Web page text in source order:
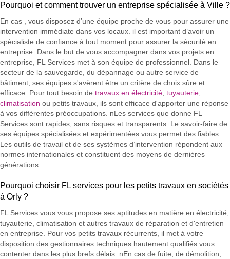
Pourquoi et comment trouver un entreprise spécialisée à Ville ?
En cas , vous disposez d’une équipe proche de vous pour assurer une
intervention immédiate dans vos locaux. il est important d’avoir un
spécialiste de confiance à tout moment pour assurer la sécurité en
entreprise. Dans le but de vous accompagner dans vos projets en
entreprise, FL Services met à son équipe de professionnel. Dans le
secteur de la sauvegarde, du dépannage ou autre service de
bâtiment, ses équipes s'avèrent être un critère de choix sûre et
efficace. Pour tout besoin de travaux en électricité tuyauterie
climatisation ou petits travaux, ils sont efficace d'apporter une réponse
à vos différentes préoccupations. nLes services que donne FL
Services sont rapides, sans risques et transparents. Le savoir-faire de
ses équipes spécialisées et expérimentées vous permet des fiables.
Les outils de travail et de ses systèmes d’intervention répondent aux
normes internationales et constituent des moyens de dernières
générations.
Pourquoi choisir FL services pour les petits travaux en sociétés
à Orly ?
FL Services vous vous propose ses aptitudes en matière en électricité,
tuyauterie, climatisation et autres travaux de réparation et d'entretien
en entreprise. Pour vos petits travaux récurrents, il met à votre
disposition des gestionnaires techniques hautement qualifiés vous
contenter dans les plus brefs délais. nEn cas de fuite, de démolition,